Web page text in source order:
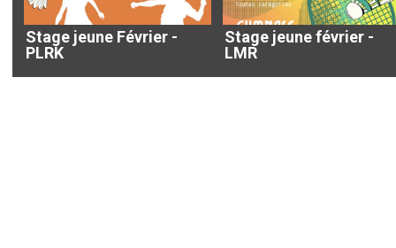
Stage jeune Février -
PLRK
Stage jeune février -
LMR